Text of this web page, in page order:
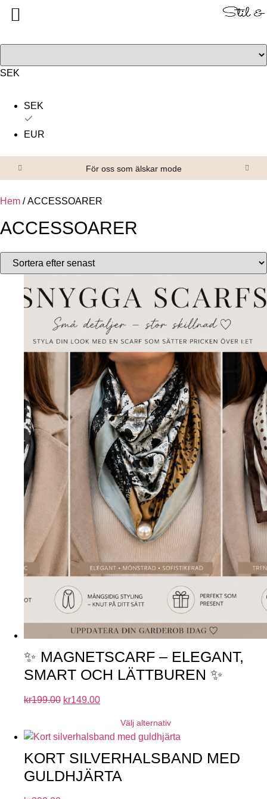
SEK
SEK
EUR
För oss som älskar mode
Hem / ACCESSOARER
ACCESSOARER
✨ MAGNETSCARF – ELEGANT,
SMART OCH LÄTTBUREN ✨
kr199.00 kr149.00
Välj alternativ
KORT SILVERHALSBAND MED
GULDHJÄRTA
Alla produkter
Om oss